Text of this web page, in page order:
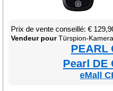
Prix de vente conseillé: €
Ven­deur pourTürs­pion-
PEARL
Pearl DE
eMall